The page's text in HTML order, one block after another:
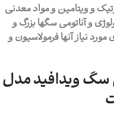
و ویتامین و مواد معدنی
و آناتومی سگها بزرگ و
نیاز آنها فرمولاسیون و
ویدافید مدل